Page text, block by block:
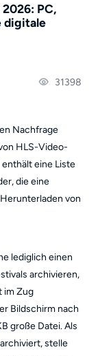
PC,
digitale
31398
Nachfrage
HLS-Video-
eine Liste
die eine
von
lediglich einen
archivieren,
im Zug
Bildschirm nach
große Datei. Als
stelle